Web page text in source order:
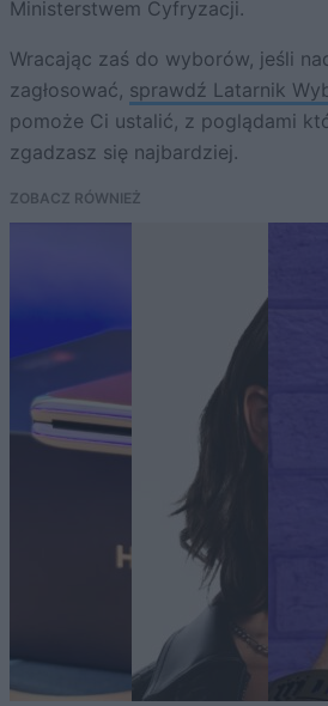
Ministerstwem Cyfryzacji.
Wracając zaś do wyborów, jeśli
zagłosować, sprawdź Latarnik
pomoże Ci ustalić, z poglądami
zgadzasz się najbardziej.
ZOBACZ RÓWNIEŻ